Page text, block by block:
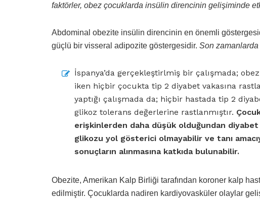
faktörler, obez çocuklarda insülin direncinin gelişiminde
Abdominal obezite insülin direncinin en önemli
güçlü bir visseral adipozite göstergesidir. Son
İspanya’da gerçekleştirlmiş bir çalışmada;
iken hiçbir çocukta tip 2 diyabet vakasına
yaptığı çalışmada da; hiçbir hastada tip 2
glikoz tolerans değerlerine rastlanmıştır.
erişkinlerden daha düşük olduğundan
glikozu yol gösterici olmayabilir ve tanı
sonuçların alınmasına katkıda bulunabilir.
Obezite, Amerikan Kalp Birliği tarafından koroner kalp
edilmiştir. Çocuklarda nadiren kardiyovasküler olaylar